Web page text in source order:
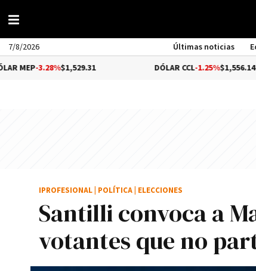
7/8/2026 Últimas noticias
$1,529.31 DÓLAR CCL-1.25%$1,556.14
Santilli convoca a
votantes que no
IPROFESIONAL POLÍTICA ELECCIONES